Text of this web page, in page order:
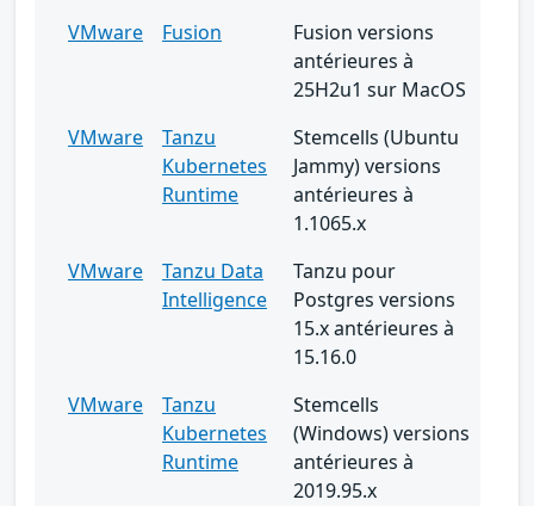
VMware
Fusion
Fusion versions
antérieures à
25H2u1 sur MacOS
VMware
Tanzu
Kubernetes
Runtime
Stemcells (Ubuntu
Jammy) versions
antérieures à
1.1065.x
VMware
Tanzu Data
Intelligence
Tanzu pour
Postgres versions
15.x antérieures à
15.16.0
VMware
Tanzu
Kubernetes
Runtime
Stemcells
(Windows) versions
antérieures à
2019.95.x